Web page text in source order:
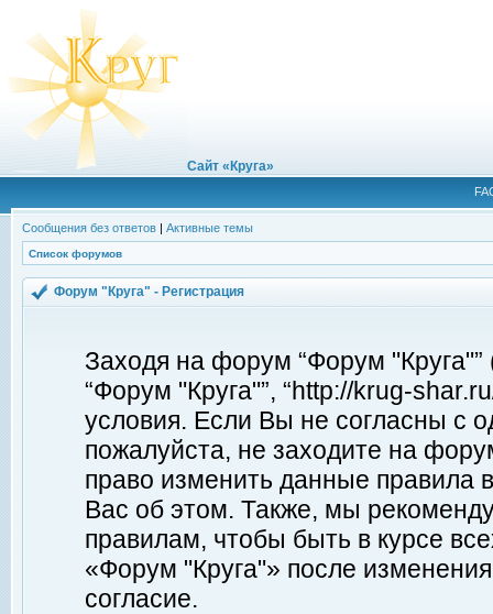
Сайт «Круга»
Сообщения без ответов | Активные темы
Список форумов
Форум "Круга" - Регистрация
Заходя на форум “Форум
“Форум "Круга"”, “http://krug-
условия. Если Вы не согласны с
пожалуйста, не заходите на
право изменить данные правила
Вас об этом. Также, мы
правилам, чтобы быть в курсе
«Форум "Круга"» после
согласие.